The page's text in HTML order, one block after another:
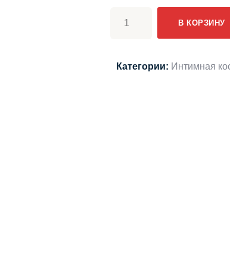
МЫЛО-
В КОРЗИНУ
Категории: Интимная